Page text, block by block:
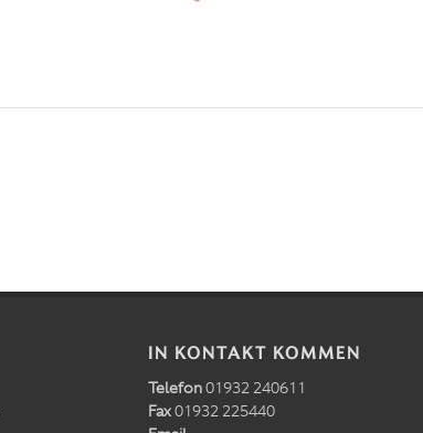
IN KONTAKT KOMMEN
Telefon01932 240611
Fax01932 225440